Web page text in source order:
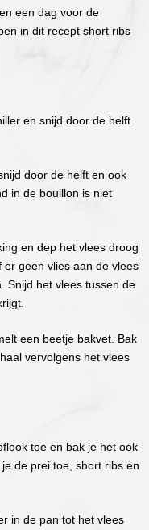
een dag voor de
in dit recept short ribs
en snijd door de helft
door de helft en ook
in de bouillon is niet
en dep het vlees droog
er geen vlies aan de vlees
Snijd het vlees tussen de
een beetje bakvet. Bak
vervolgens het vlees
toe en bak je het ook
de prei toe, short ribs en
in de pan tot het vlees